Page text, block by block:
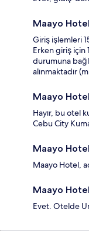
Maayo
Giriş işlemleri
Erken giriş için
durumuna
alınmaktadır
Maayo
Hayır, bu otel
Cebu City
Maayo
Maayo Hotel,
Maayo
Evet. Otelde